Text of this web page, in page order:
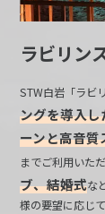
ラビリン
STW白岩「ラビ
ングを導入
ーンと高音質
までご利用いた
ブ、結婚式な
様の要望に応じ